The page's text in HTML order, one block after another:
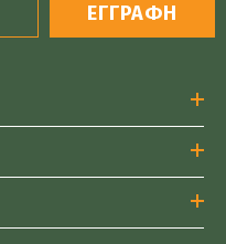
ΕΓΓΡΑΦΗ